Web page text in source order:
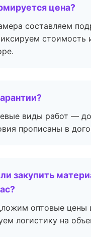
цена?
составляем
стоимость
виды работ —
прописаны в
закупить
оптовые цены
логистику на